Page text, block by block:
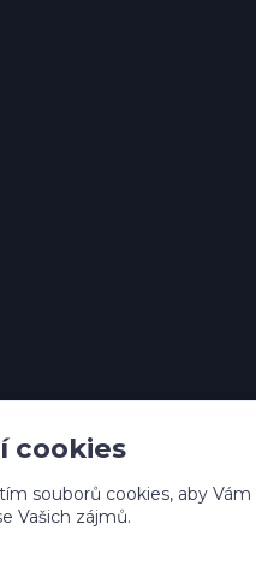
cookies
souborů cookies, aby
Vašich zájmů.